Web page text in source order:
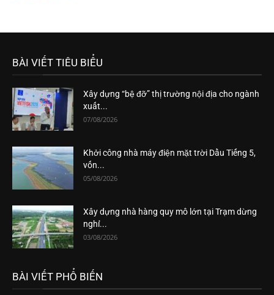
BÀI VIẾT TIÊU BIỂU
Xây dựng “bệ đỡ” thị trường nội địa cho ngành
xuất...
07/08/2026
Khởi công nhà máy điện mặt trời Dầu Tiếng 5,
vốn...
05/08/2026
Xây dựng nhà hàng quy mô lớn tại Trạm dừng
nghỉ...
03/08/2026
BÀI VIẾT PHỔ BIẾN